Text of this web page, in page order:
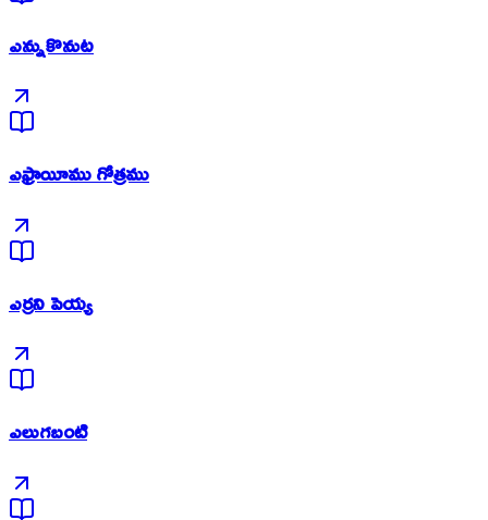
ఎన్నుకొనుట
ఎఫ్రాయీము గోత్రము
ఎర్రని పెయ్య
ఎలుగబంటి